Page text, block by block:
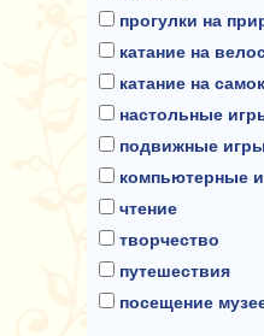
прогулки на
катание на
катание на
настольные
подвижные игры
компьютерные
чтение
творчество
путешествия
посещение